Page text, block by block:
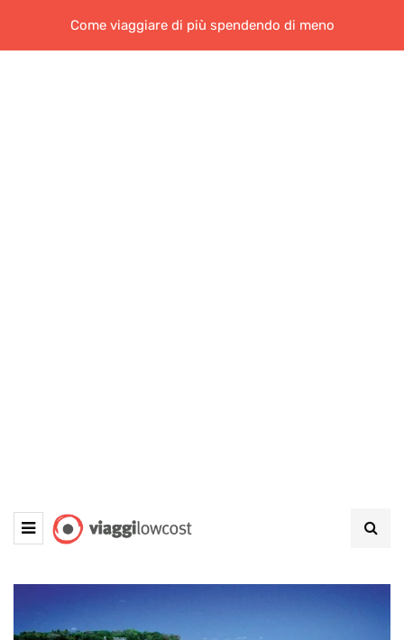
Come viaggiare di più spendendo di meno